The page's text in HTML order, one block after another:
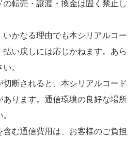
の転売・譲渡・換金は固く禁止し
いかなる理由でも本シリアルコー
払い戻しには応じかねます。あら
。
切断されると、本シリアルコード
あります。通信環境の良好な場所
含む通信費用は、お客様のご負担